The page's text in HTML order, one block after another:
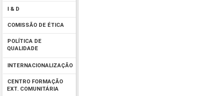
I & D
COMISSÃO DE ÉTICA
POLÍTICA DE
QUALIDADE
INTERNACIONALIZAÇÃO
CENTRO FORMAÇÃO
EXT. COMUNITÁRIA